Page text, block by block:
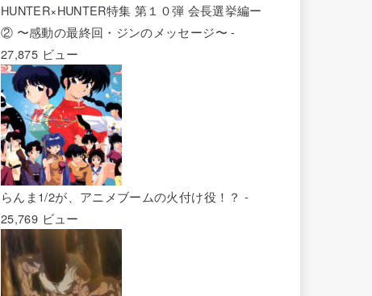
HUNTER×HUNTER特集 第１０弾 会長選挙編ー
② 〜感動の最終回・ジンのメッセージ〜 -
27,875 ビュー
らんま1/2が、アニメブームの火付け役！？ -
25,769 ビュー